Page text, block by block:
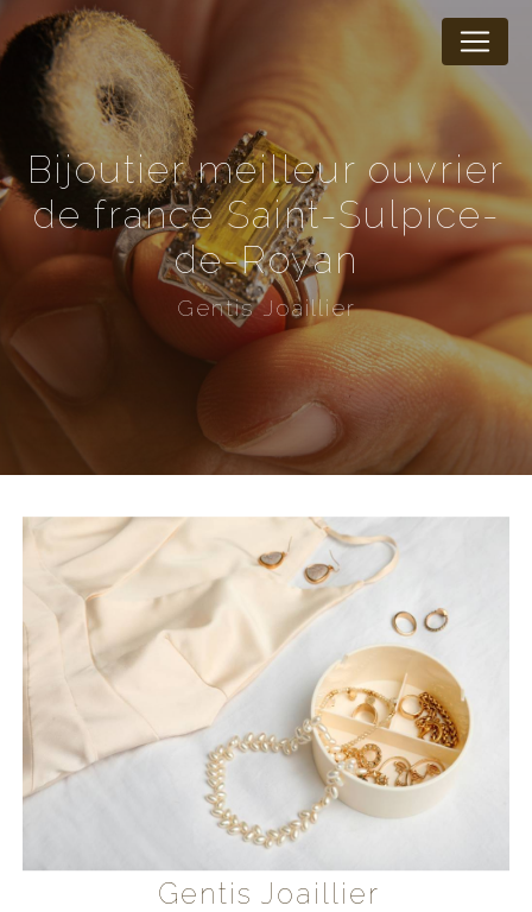
bijoutier meilleur ouvrier
de france Saint-Sulpice-
de-Royan
Gentis Joaillier
Gentis Joaillier
Panneau de gestion des cookies